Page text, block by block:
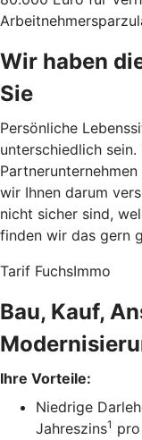
Wir haben
Sie
Persönliche
unterschiedlich
wir Ihnen darum
nicht sicher sind,
finden wir das gern
Tarif FuchsImmo
Bau, Kauf,
Ihre Vorteile:
Niedrige
Jahreszins1